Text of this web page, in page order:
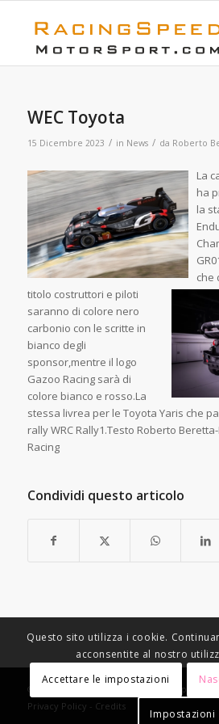
WEC Toyota
15 Dicembre 2023 / in News / da Roberto
La
ha
la
che
titolo costruttori e piloti
saranno di colore nero
carbonio con le scritte in
bianco degli
sponsor,mentre il logo
Gazoo Racing sarà di
colore bianco e rosso.La
stessa livrea per le Toyota Yaris che
rally WRC Rally1.Testo Roberto
Racing
Condividi questo articolo
© Copyright - Racing Speed Motor Sport -
Privacy Policy - Credits
Questo sito utilizza i cookie.
acconsentite al nostro
Accettare le impostazioni
Impostazioni